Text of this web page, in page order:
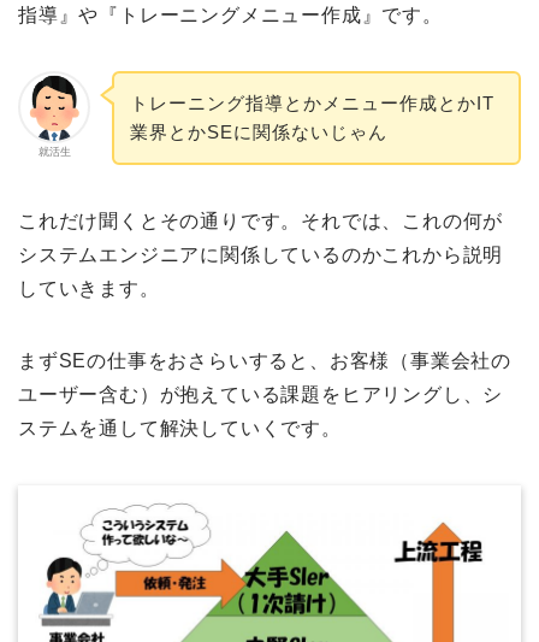
指導』や『トレーニングメニュー作成』です。
就活生
トレーニング指導とかメニュー作成とかIT
業界とかSEに関係ないじゃん
これだけ聞くとその通りです。それでは、これの何が
システムエンジニアに関係しているのかこれから説明
していきます。
まずSEの仕事をおさらいすると、お客様（事業会社の
ユーザー含む）が抱えている課題をヒアリングし、シ
ステムを通して解決していくです。